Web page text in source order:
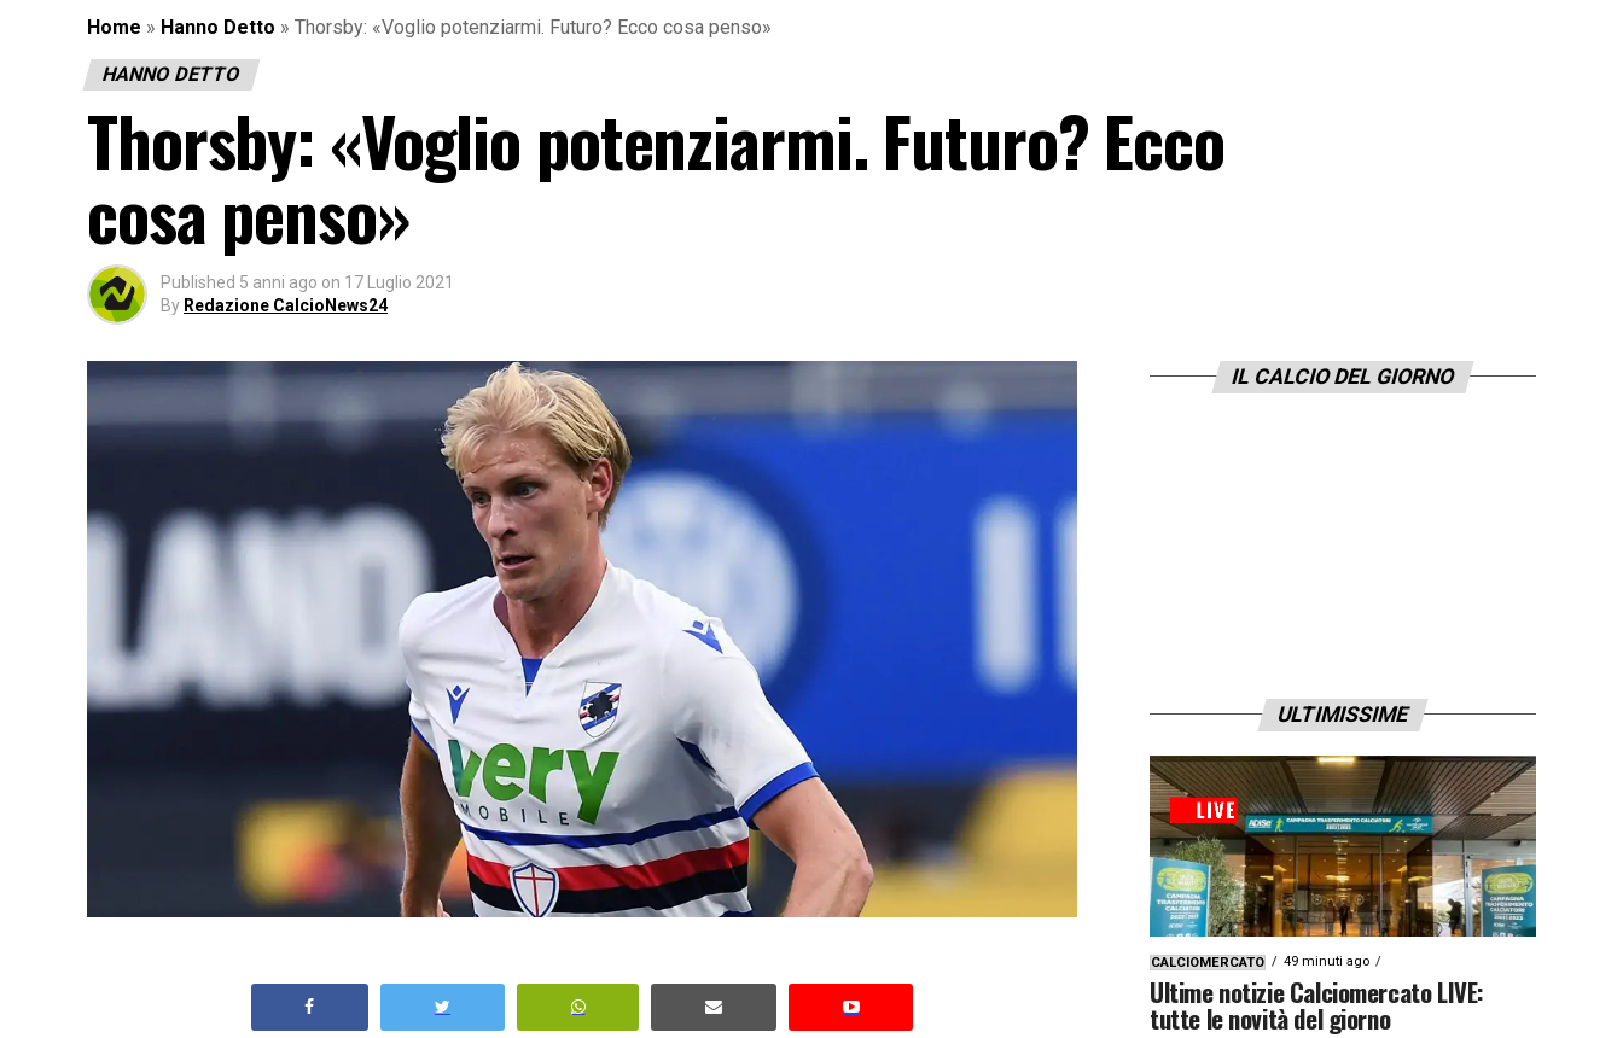
Home » Hanno Detto » Thorsby: «Voglio potenziarmi. Futuro? Ecco cosa penso»
HANNO DETTO
Thorsby: «Voglio potenziarmi. Futuro? Ecco
cosa penso»
Published 5 anni ago on 17 Luglio 2021
By Redazione CalcioNews24
IL CALCIO DEL GIORNO
ULTIMISSIME
CALCIOMERCATO 49 minuti ago
Ultime notizie Calciomercato LIVE:
tutte le novità del giorno